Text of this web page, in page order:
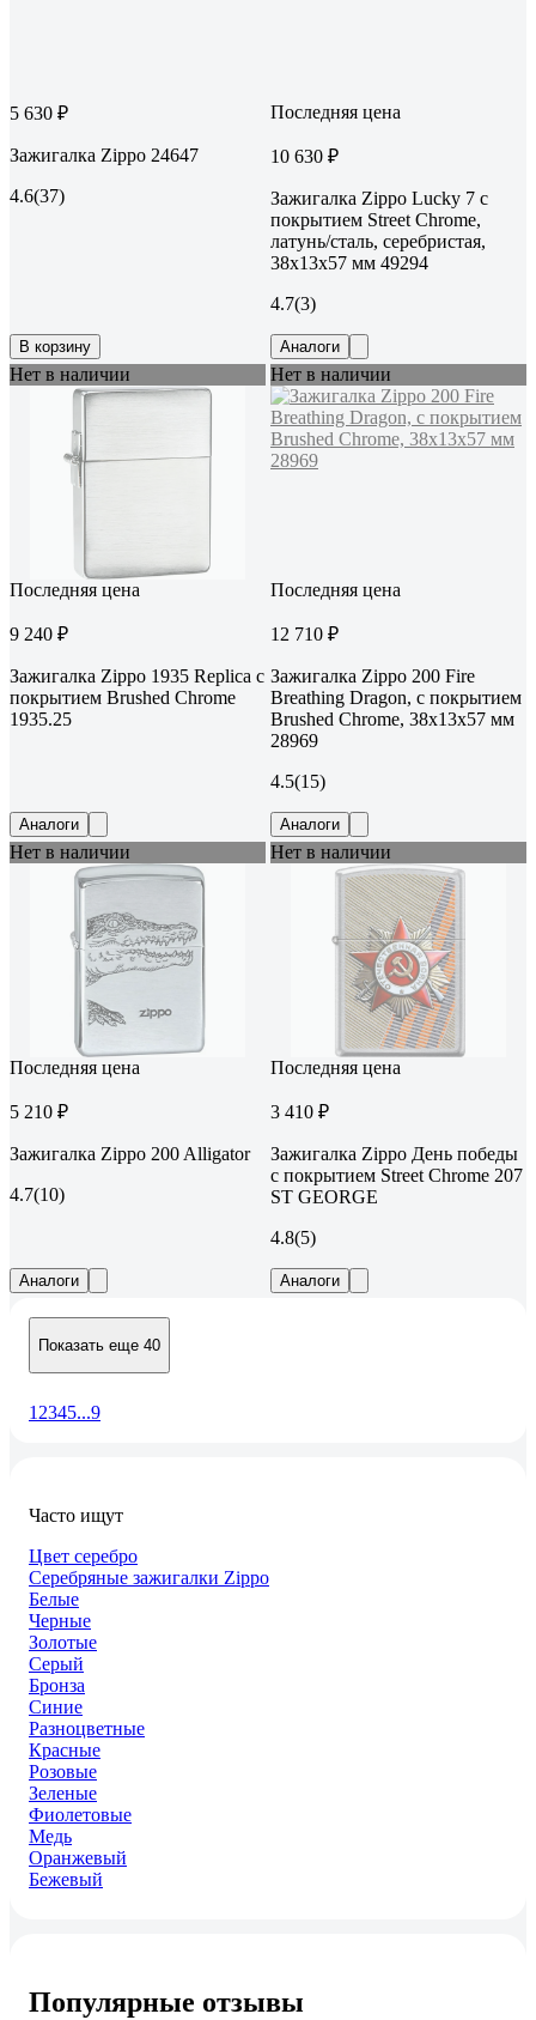
5 630 ₽
Зажигалка Zippo 24647
4.6(37)
В корзину
Последняя цена
10 630 ₽
Зажигалка Zippo Lucky 7 с
покрытием Street Chrome,
латунь/сталь, серебристая,
38x13x57 мм 49294
4.7(3)
Аналоги
Нет в наличии
Последняя цена
9 240 ₽
Зажигалка Zippo 1935 Replica с
покрытием Brushed Chrome
1935.25
Аналоги
Нет в наличии
Последняя цена
12 710 ₽
Зажигалка Zippo 200 Fire
Breathing Dragon, с покрытием
Brushed Chrome, 38x13x57 мм
28969
4.5(15)
Аналоги
Нет в наличии
Последняя цена
5 210 ₽
Зажигалка Zippo 200 Alligator
4.7(10)
Аналоги
Нет в наличии
Последняя цена
3 410 ₽
Зажигалка Zippo День победы
с покрытием Street Chrome 207
ST GEORGE
4.8(5)
Аналоги
Показать еще 40
1 2345...9
Часто ищут
Цвет серебро
Серебряные зажигалки Zippo
Белые
Черные
Золотые
Серый
Бронза
Синие
Разноцветные
Красные
Розовые
Зеленые
Фиолетовые
Медь
Оранжевый
Бежевый
Популярные отзывы